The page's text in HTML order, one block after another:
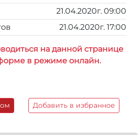
21.04.2020г. 09:00
21.04.2020г. 17:00
на данной странице
в режиме онлайн.
Добавить в избранное